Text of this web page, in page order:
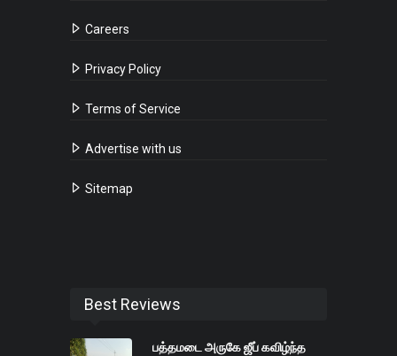
Careers
Privacy Policy
Terms of Service
Advertise with us
Sitemap
Best Reviews
பத்தமடை அருகே ஜீப் கவிழ்ந்த